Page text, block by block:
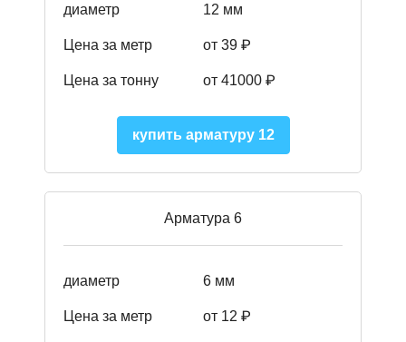
диаметр 12 мм
Цена за метр от 39 ₽
Цена за тонну от 41000 ₽
купить арматуру 12
Арматура 6
диаметр 6 мм
Цена за метр от 12 ₽